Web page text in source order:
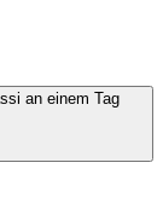
an einem Tag